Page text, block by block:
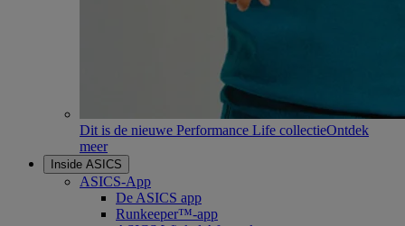
Dit is de nieuwe Performance Life collectieOntdek
meer
Inside ASICS
ASICS-App
De ASICS app
Runkeeper™-app